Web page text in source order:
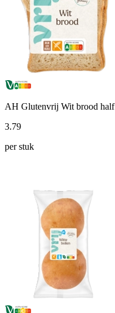
AH Glutenvrij Wit brood half
3.79
per stuk